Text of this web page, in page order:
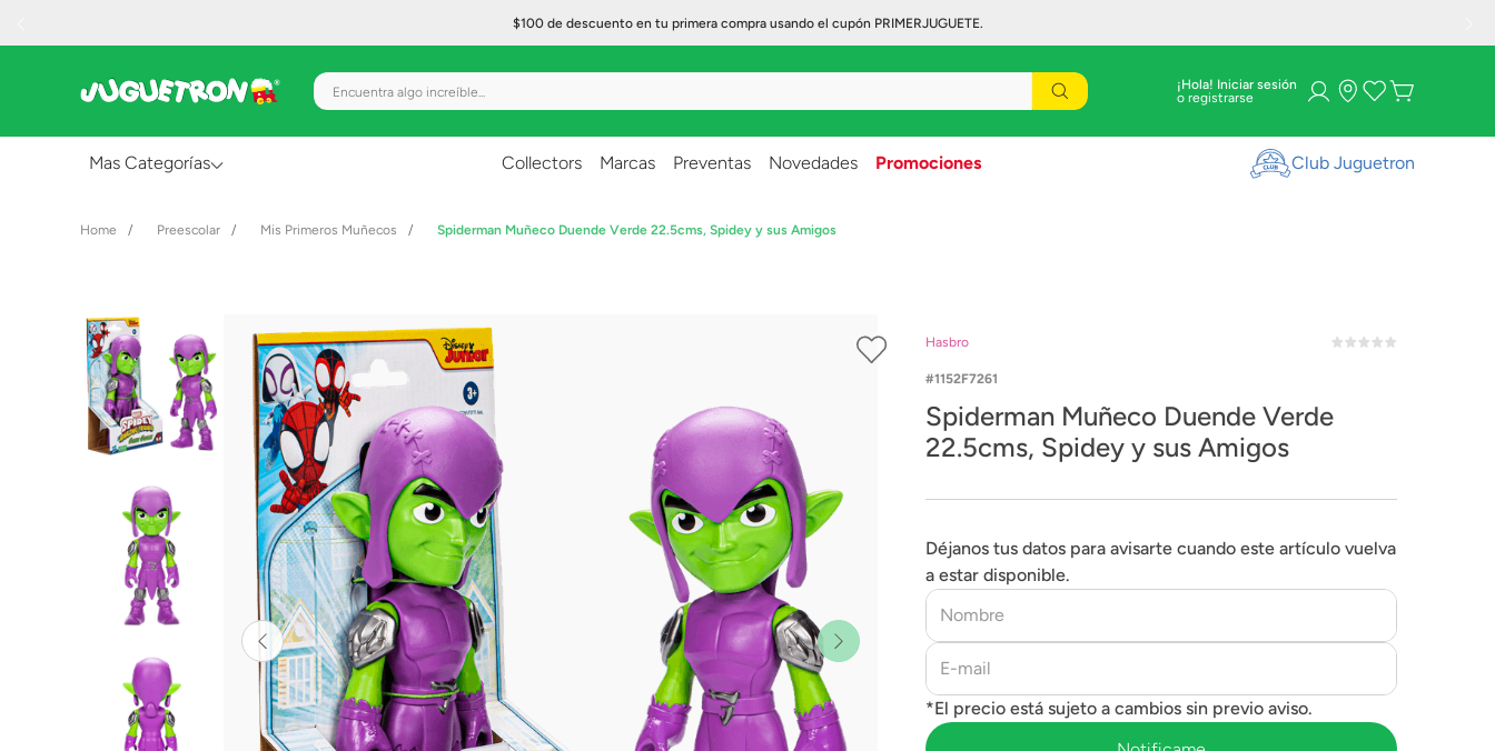
$100 de descuento en tu primera compra usando el cupón PRIMERJUGUETE.
Encuentra algo increíble... ¡Hola! Iniciar sesión
Mas Categorías
Creatividad y Arte
Figuras de Acción
Gadgets y Electrónicos
Lanzadores
Muñecas
Construcción
Peluches
Vehículos y Pistas
Collectors Marcas Preventas Novedades Promociones Club Juguetron
Preescolar Mis Primeros Muñecos Spiderman Muñeco Duende Verde 22.5cms, Spidey y sus Amigos
Hasbro
1152F7261
Spiderman Muñeco Duende Verde
22.5cms, Spidey y sus Amigos
Déjanos tus datos para avisarte cuando este artículo vuelva
a estar disponible.